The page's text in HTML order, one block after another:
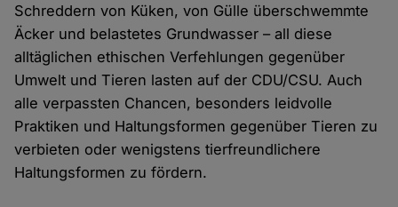
Schreddern von Küken, von Gülle überschwemmte
Äcker und belastetes Grundwasser – all diese
alltäglichen ethischen Verfehlungen gegenüber
Umwelt und Tieren lasten auf der CDU/CSU. Auch
alle verpassten Chancen, besonders leidvolle
Praktiken und Haltungsformen gegenüber Tieren zu
verbieten oder wenigstens tierfreundlichere
Haltungsformen zu fördern.